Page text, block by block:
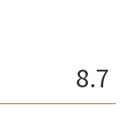
8.7